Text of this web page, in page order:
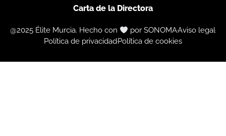
Carta de la Directora
@2025 Élite Murcia. Hecho con por SONOMAAviso legal
Política de privacidadPolítica de cookies